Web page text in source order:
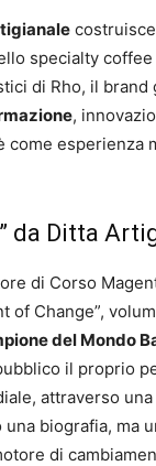
specialty
di Rho, il brand
,
come
da Ditta
di Corso
of Change”,
del Mondo
il proprio
attraverso
biografia, ma
di